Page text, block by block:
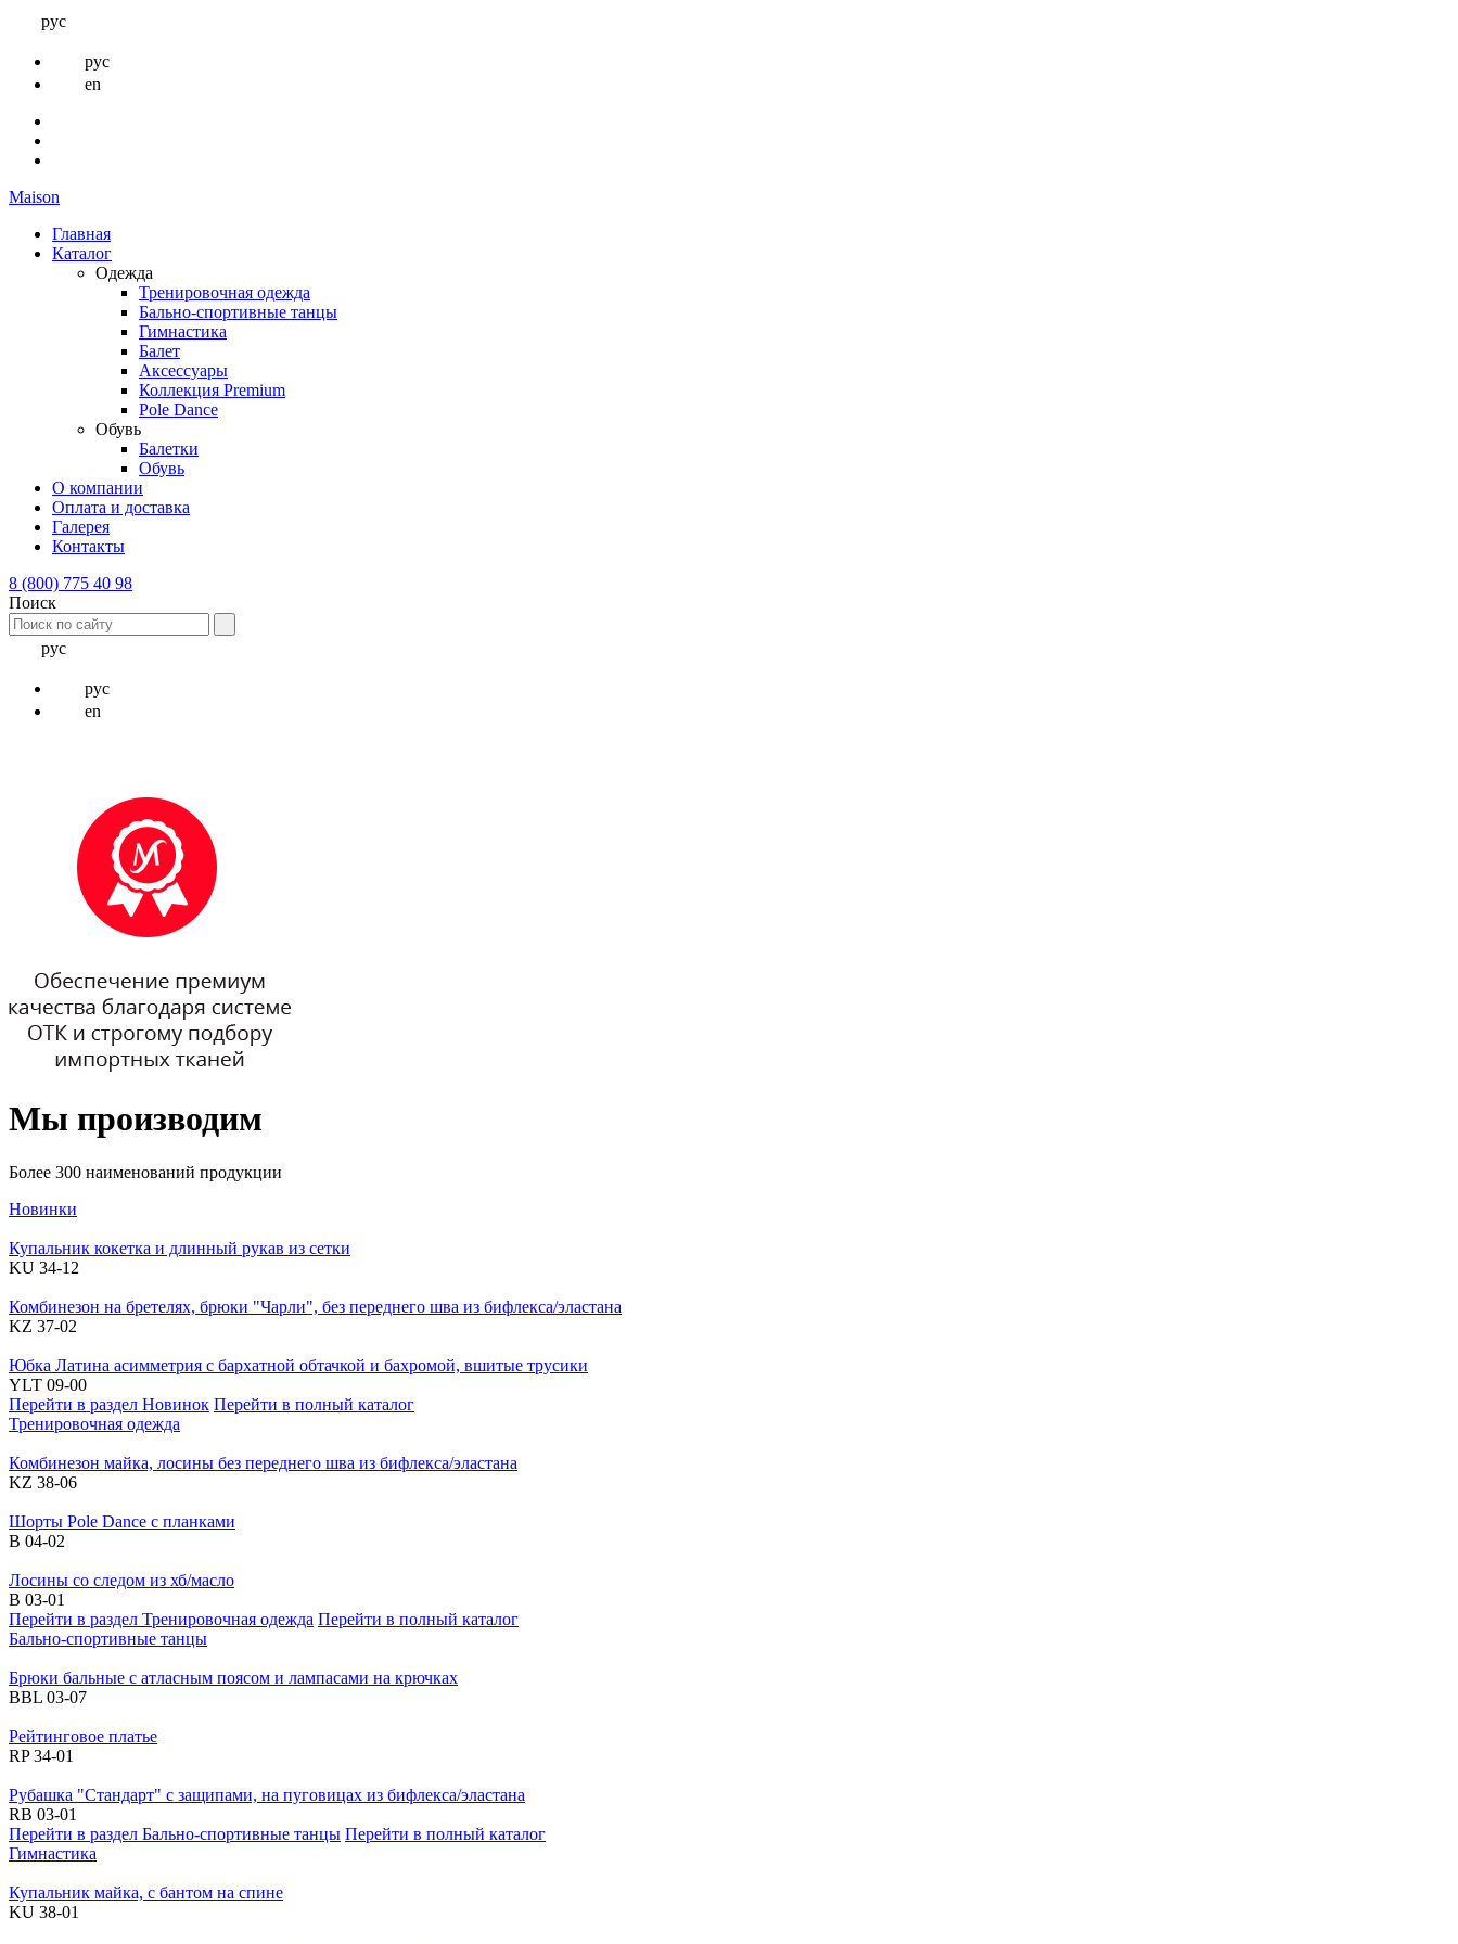
рус
рус
en
Maison
Главная
Каталог
Одежда
Тренировочная одежда
Бально-спортивные танцы
Гимнастика
Балет
Аксессуары
Коллекция Premium
Pole Dance
Обувь
Балетки
Обувь
О компании
Оплата и доставка
Галерея
Контакты
8 (800) 775 40 98
Поиск
рус
рус
en
Мы производим
Более 300 наименований продукции
Новинки
Купальник кокетка и длинный рукав из сетки
KU 34-12
Комбинезон на бретелях, брюки "Чарли", без переднего шва из бифлекса/эластана
KZ 37-02
Юбка Латина асимметрия с бархатной обтачкой и бахромой, вшитые трусики
YLT 09-00
Перейти в раздел Новинок Перейти в полный каталог
Тренировочная одежда
Комбинезон майка, лосины без переднего шва из бифлекса/эластана
KZ 38-06
Шорты Pole Dance с планками
B 04-02
Лосины со следом из хб/масло
В 03-01
Перейти в раздел Тренировочная одежда Перейти в полный каталог
Бально-спортивные танцы
Брюки бальные с атласным поясом и лампасами на крючках
BBL 03-07
Рейтинговое платье
RP 34-01
Рубашка "Стандарт" с защипами, на пуговицах из бифлекса/эластана
RB 03-01
Перейти в раздел Бально-спортивные танцы Перейти в полный каталог
Гимнастика
Купальник майка, с бантом на спине
KU 38-01